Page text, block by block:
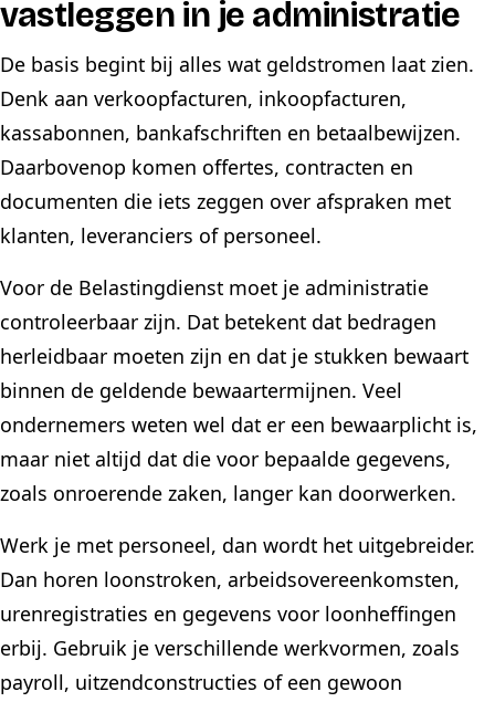
vastleggen in je administratie
De basis begint bij alles wat geldstromen laat zien.
Denk aan verkoopfacturen, inkoopfacturen,
kassabonnen, bankafschriften en betaalbewijzen.
Daarbovenop komen offertes, contracten en
documenten die iets zeggen over afspraken met
klanten, leveranciers of personeel.
Voor de Belastingdienst moet je administratie
controleerbaar zijn. Dat betekent dat bedragen
herleidbaar moeten zijn en dat je stukken bewaart
binnen de geldende bewaartermijnen. Veel
ondernemers weten wel dat er een bewaarplicht is,
maar niet altijd dat die voor bepaalde gegevens,
zoals onroerende zaken, langer kan doorwerken.
Werk je met personeel, dan wordt het uitgebreider.
Dan horen loonstroken, arbeidsovereenkomsten,
urenregistraties en gegevens voor loonheffingen
erbij. Gebruik je verschillende werkvormen, zoals
payroll, uitzendconstructies of een gewoon